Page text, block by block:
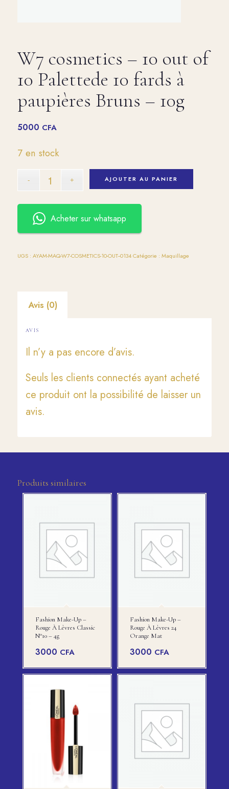
W7 cosmetics – 10 out of
10 Palettede 10 fards à
paupières Bruns – 10g
5000 CFA
7 en stock
AJOUTER AU PANIER
Acheter sur whatsapp
UGS : AYAM-MAQ-W7-COSMETICS-10-OUT--0134 Catégorie : Maquillage
Avis (0)
AVIS
Il n’y a pas encore d’avis.
Seuls les clients connectés ayant acheté
ce produit ont la possibilité de laisser un
avis.
Produits similaires
Fashion Make-Up –
Rouge À Lèvres Classic
N°10 – 4g
3000 CFA
Fashion Make-Up –
Rouge À Lèvres 24
Orange Mat
3000 CFA